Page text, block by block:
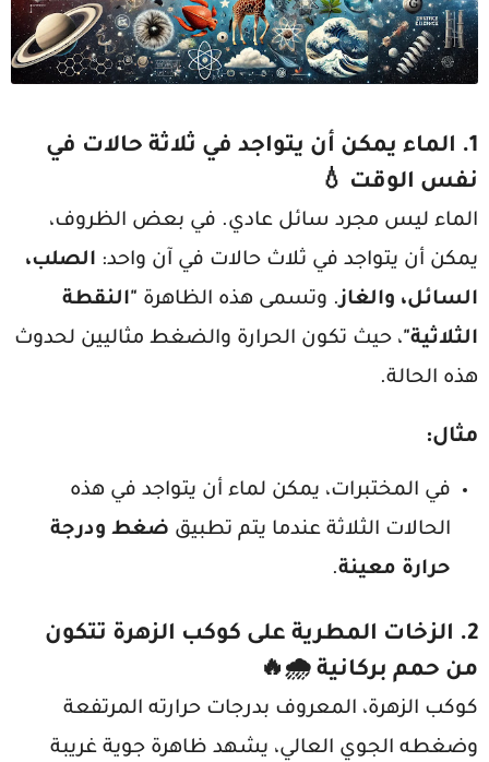
1.
الماء يمكن أن يتواجد في ثلاثة حالات في
نفس الوقت 💧
الماء ليس مجرد سائل عادي. في بعض الظروف،
يمكن أن يتواجد في ثلاث حالات في آن واحد: الصلب،
السائل، والغاز. وتسمى هذه الظاهرة "النقطة
الثلاثية"، حيث تكون الحرارة والضغط مثاليين لحدوث
هذه الحالة.
مثال:
في المختبرات، يمكن لماء أن يتواجد في هذه
الحالات الثلاثة عندما يتم تطبيق ضغط ودرجة
حرارة معينة.
2.
الزخات المطرية على كوكب الزهرة تتكون
من حمم بركانية 🌧️🔥
كوكب الزهرة، المعروف بدرجات حرارته المرتفعة
وضغطه الجوي العالي، يشهد ظاهرة جوية غريبة